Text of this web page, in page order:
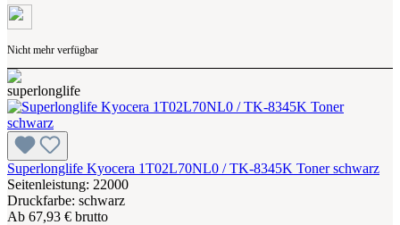
Nicht mehr verfügbar
Superlonglife Kyocera 1T02L70NL0 / TK-8345K Toner schwarz
Seitenleistung: 22000
Druckfarbe: schwarz
Ab 67,93 € brutto